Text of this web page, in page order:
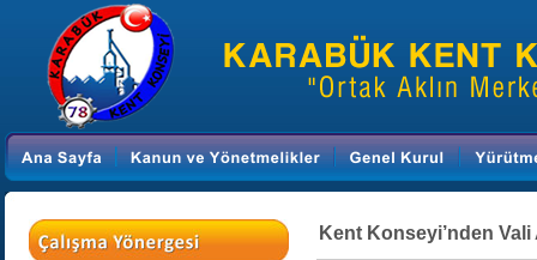
Kent Konseyi’nden Vali